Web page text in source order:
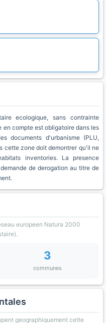
ecologique, sans contrainte
en compte est obligatoire dans les
documents d'urbanisme (PLU,
cette zone doit demontrer qu'il ne
inventories. La presence
de derogation au titre de
europeen Natura 2000
3
communes
geographiquement cette